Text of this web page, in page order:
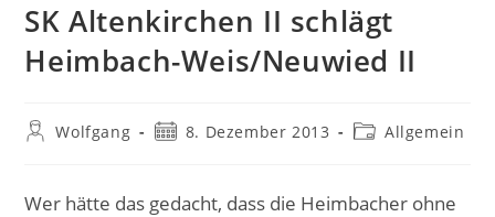
SK Altenkirchen II schlägt
Heimbach-Weis/Neuwied II
Beitrags-
Wolfgang
Beitrag8. Dezember 2013
Beitrags-
Allgemein
Wer hätte das gedacht, dass die Heimbacher ohne